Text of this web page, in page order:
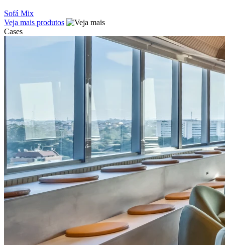
Sofá Mix
Veja mais produtos
Cases